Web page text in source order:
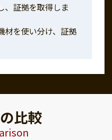
、証拠を取得しま
材を使い分け、証拠
比較